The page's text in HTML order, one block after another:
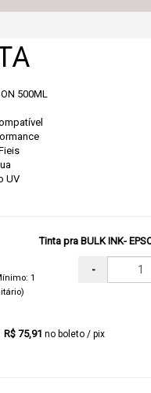
500ML
UV
Tinta pra BULK INK-
1
-
R$ 75,91 no boleto / pix